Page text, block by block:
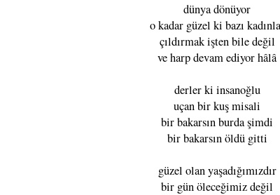
dünya dönüyor
o kadar güzel ki bazı
çıldırmak işten bile değil
ve harp devam ediyor hâlâ
derler ki insanoğlu
uçan bir kuş misali
bir bakarsın burda şimdi
bir bakarsın öldü gitti
güzel olan yaşadığımızdır
bir gün öleceğimiz değil